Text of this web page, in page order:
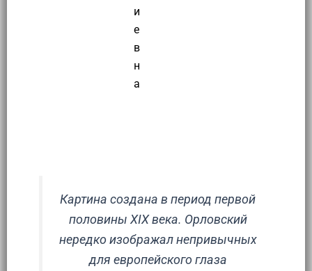
и
е
в
н
а
Картина создана в период первой
половины XIX века. Орловский
нередко изображал непривычных
для европейского глаза